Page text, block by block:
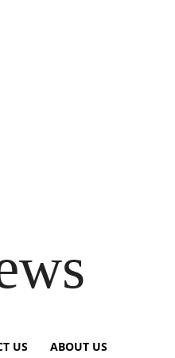
US ABOUT US